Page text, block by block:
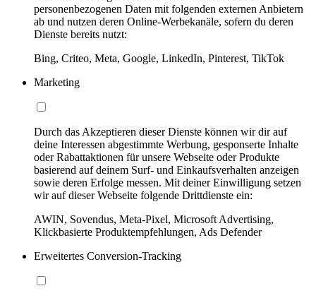
personenbezogenen Daten mit folgenden externen Anbietern
ab und nutzen deren Online-Werbekanäle, sofern du deren
Dienste bereits nutzt:
Bing, Criteo, Meta, Google, LinkedIn, Pinterest, TikTok
Marketing
Durch das Akzeptieren dieser Dienste können wir dir auf
deine Interessen abgestimmte Werbung, gesponserte Inhalte
oder Rabattaktionen für unsere Webseite oder Produkte
basierend auf deinem Surf- und Einkaufsverhalten anzeigen
sowie deren Erfolge messen. Mit deiner Einwilligung setzen
wir auf dieser Webseite folgende Drittdienste ein:
AWIN, Sovendus, Meta-Pixel, Microsoft Advertising,
Klickbasierte Produktempfehlungen, Ads Defender
Erweitertes Conversion-Tracking